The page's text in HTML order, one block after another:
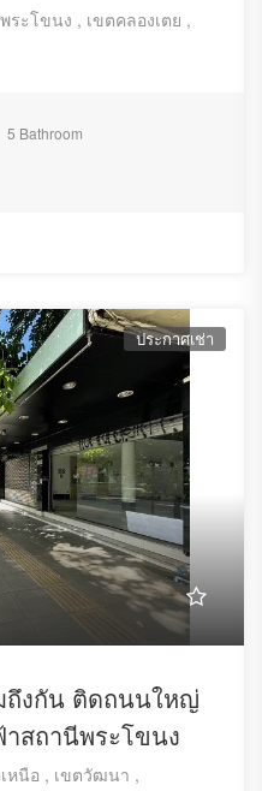
ะโขนง , เขตคลองเตย ,
5 Bathroom
ประกาศเช่า
ถึงกัน ติดถนนใหญ่
สถานีพระโขนง
หนือ , เขตวัฒนา ,